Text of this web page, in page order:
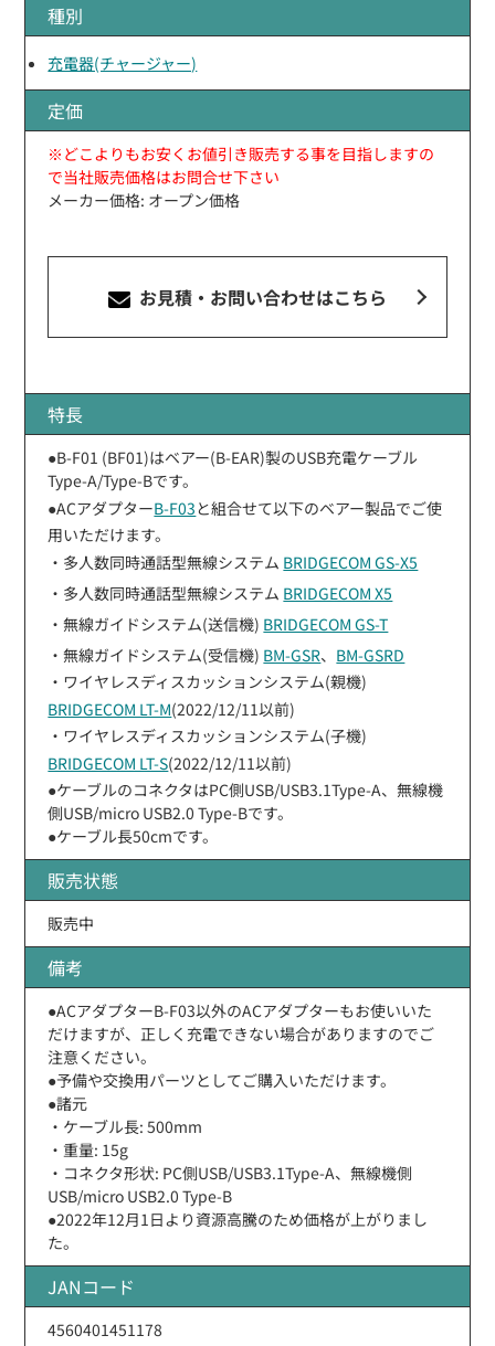
種別
充電器(チャージャー)
定価
※どこよりもお安くお値引き販売する事を目指しますの
で当社販売価格はお問合せ下さい
メーカー価格: オープン価格
お見積・お問い合わせはこちら
特長
●B-F01 (BF01)はベアー(B-EAR)製のUSB充電ケーブル
Type-A/Type-Bです。
●ACアダプターB-F03と組合せて以下のベアー製品でご使
用いただけます。
・多人数同時通話型無線システム BRIDGECOM GS-X5
・多人数同時通話型無線システム BRIDGECOM X5
・無線ガイドシステム(送信機) BRIDGECOM GS-T
・無線ガイドシステム(受信機) BM-GSR、 BM-GSRD
・ワイヤレスディスカッションシステム(親機)
BRIDGECOM LT-M(2022/12/11以前)
・ワイヤレスディスカッションシステム(子機)
BRIDGECOM LT-S(2022/12/11以前)
●ケーブルのコネクタはPC側USB/USB3.1Type-A、無線機
側USB/micro USB2.0 Type-Bです。
●ケーブル長50cmです。
販売状態
販売中
備考
●ACアダプターB-F03以外のACアダプターもお使いいた
だけますが、正しく充電できない場合がありますのでご
注意ください。
●予備や交換用パーツとしてご購入いただけます。
●諸元
・ケーブル長: 500mm
・重量: 15g
・コネクタ形状: PC側USB/USB3.1Type-A、無線機側
USB/micro USB2.0 Type-B
●2022年12月1日より資源高騰のため価格が上がりまし
た。
JANコード
4560401451178